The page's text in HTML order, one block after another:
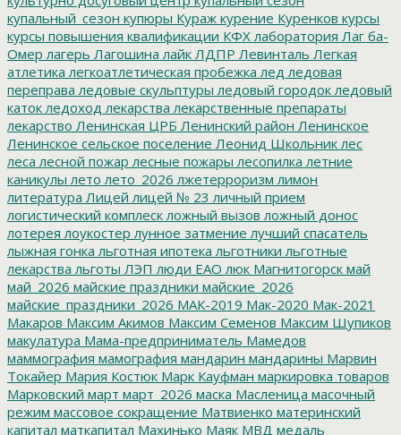
купальный_сезон купюры Кураж курение Куренков курсы
курсы повышения квалификации КФХ лаборатория Лаг ба-
Омер лагерь Лагошина лайк ЛДПР Левинталь Легкая
атлетика легкоатлетическая пробежка лед ледовая
переправа ледовые скульптуры ледовый городок ледовый
каток ледоход лекарства лекарственные препараты
лекарство Ленинская ЦРБ Ленинский район Ленинское
Ленинское сельское поселение Леонид Школьник лес
леса лесной пожар лесные пожары лесопилка летние
каникулы лето лето_2026 лжетерроризм лимон
литература Лицей лицей № 23 личный прием
логистический комплеск ложный вызов ложный донос
лотерея лоукостер лунное затмение лучший спасатель
лыжная гонка льготная ипотека льготники льготные
лекарства льготы ЛЭП люди ЕАО люк Магнитогорск май
май_2026 майские праздники майские_2026
майские_праздники_2026 МАК-2019 Мак-2020 Мак-2021
Макаров Максим Акимов Максим Семенов Максим Шупиков
макулатура Мама-предприниматель Мамедов
маммография мамография мандарин мандарины Марвин
Токайер Мария Костюк Марк Кауфман маркировка товаров
Марковский март март_2026 маска Масленица масочный
режим массовое сокращение Матвиенко материнский
капитал маткапитал Махинько Маяк МВД медаль